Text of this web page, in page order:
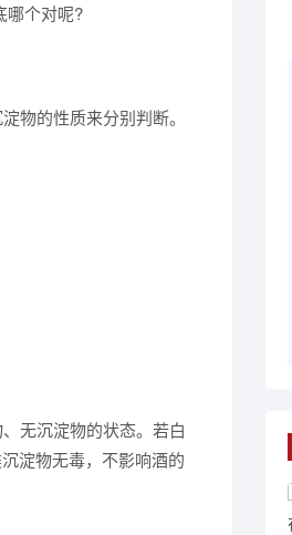
哪个对呢?
物的性质来分别判断。
无沉淀物的状态。若白
淀物无毒，不影响酒的